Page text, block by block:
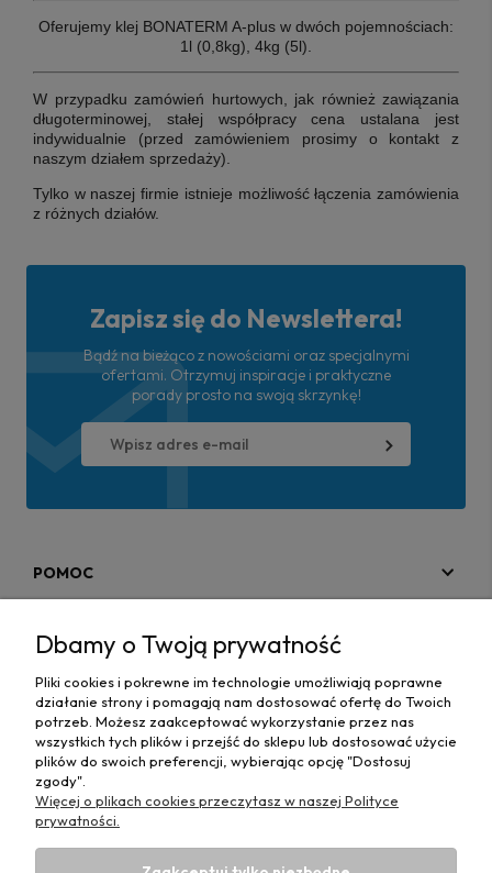
Oferujemy klej BONATERM A-plus w dwóch pojemnościach:
1l (0,8kg), 4kg (5l).
W przypadku zamówień hurtowych, jak również zawiązania
długoterminowej, stałej współpracy cena ustalana jest
indywidualnie (przed zamówieniem prosimy o kontakt z
naszym działem sprzedaży).
Tylko w naszej firmie istnieje możliwość łączenia zamówienia
z różnych działów.
Zapisz się do Newslettera!
Bądź na bieżąco z nowościami oraz specjalnymi
ofertami. Otrzymuj inspiracje i praktyczne
porady prosto na swoją skrzynkę!
POMOC
MAPA STRONY
INFORMACJE
Dbamy o Twoją prywatność
Pliki cookies i pokrewne im technologie umożliwiają poprawne
działanie strony i pomagają nam dostosować ofertę do Twoich
potrzeb. Możesz zaakceptować wykorzystanie przez nas
wszystkich tych plików i przejść do sklepu lub dostosować użycie
plików do swoich preferencji, wybierając opcję "Dostosuj
zgody".
Więcej o plikach cookies przeczytasz w naszej Polityce
prywatności.